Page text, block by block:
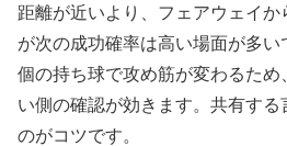
距離が近いより、フェアウェイ
が次の成功確率は高い場面が多
個の持ち球で攻め筋が変わるため
い側の確認が効きます。共有す
のがコツです。